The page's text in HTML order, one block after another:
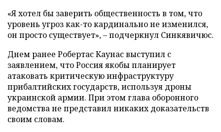
«Я хотел бы заверить общественность в том, что
уровень угроз как-то кардинально не изменился,
он просто существует», – подчеркнул Синкявичюс.
Днем ранее Робертас Каунас выступил с
заявлением, что Россия якобы планирует
атаковать критическую инфраструктуру
прибалтийских государств, используя дроны
украинской армии. При этом глава оборонного
ведомства не представил никаких доказательств
своим словам.